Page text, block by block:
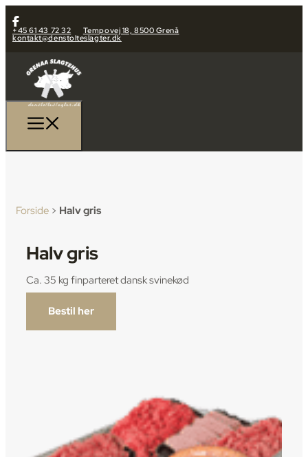
+45 61 43 72 32 Tempovej 18, 8500 Grenå
kontakt@denstolteslagter.dk
Forside > Halv gris
Halv gris
Ca. 35 kg finparteret dansk svinekød
Bestil her